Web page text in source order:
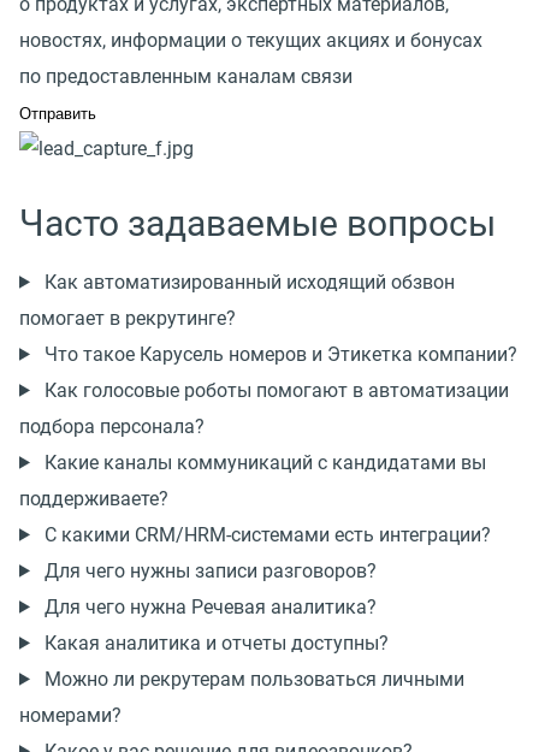
новостях, информации о текущих акциях и бонусах
по предоставленным каналам связи
Часто задаваемые вопросы
Как автоматизированный исходящий обзвон
помогает в рекрутинге?
Что такое Карусель номеров и Этикетка компании?
Как голосовые роботы помогают в автоматизации
подбора персонала?
Какие каналы коммуникаций с кандидатами вы
поддерживаете?
С какими CRM/HRM-системами есть интеграции?
Для чего нужны записи разговоров?
Для чего нужна Речевая аналитика?
Какая аналитика и отчеты доступны?
Можно ли рекрутерам пользоваться личными
номерами?